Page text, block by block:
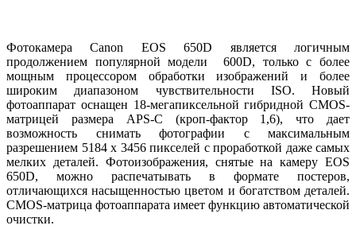
Фотокамера Canon EOS 650D является логичным
продолжением популярной модели 600D, только с более
мощным процессором обработки изображений и более
широким диапазоном чувствительности ISO. Новый
фотоаппарат оснащен 18-мегапиксельной гибридной CMOS-
матрицей размера APS-C (кроп-фактор 1,6), что дает
возможность снимать фотографии с максимальным
разрешением 5184 x 3456 пикселей с проработкой даже самых
мелких деталей. Фотоизображения, снятые на камеру EOS
650D, можно распечатывать в формате постеров,
отличающихся насыщенностью цветом и богатством деталей.
CMOS-матрица фотоаппарата имеет функцию автоматической
очистки.